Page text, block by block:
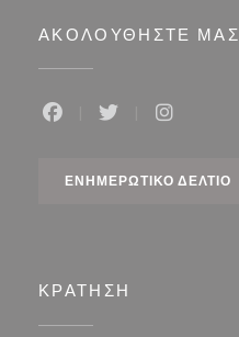
ΑΚΟΛΟΥΘΉΣΤΕ ΜΑΣ
ΕΝΗΜΕΡΩΤΙΚΌ ΔΕΛΤΊΟ
ΚΡΆΤΗΣΗ